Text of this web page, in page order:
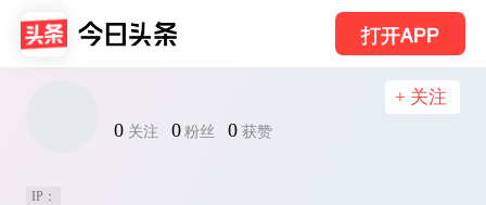
打开APP
0 关注 0 粉丝 0 获赞
+ 关注
IP：